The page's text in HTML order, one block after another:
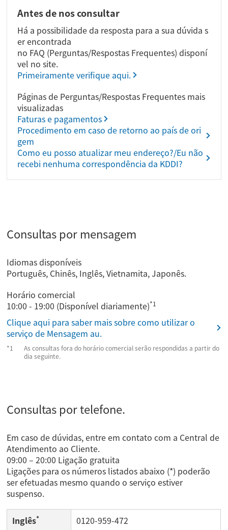
Antes de nos consultar
Há a possibilidade da resposta para a sua dúvida s
er encontrada
no FAQ (Perguntas/Respostas Frequentes) disponí
vel no site.
Primeiramente verifique aqui.
Páginas de Perguntas/Respostas Frequentes mais
visualizadas
Faturas e pagamentos
Procedimento em caso de retorno ao país de ori
gem
Como eu posso atualizar meu endereço?/Eu não
recebi nenhuma correspondência da KDDI?
Consultas por mensagem
Idiomas disponíveis
Português, Chinês, Inglês, Vietnamita, Japonês.
Horário comercial
10:00 - 19:00 (Disponível diariamente)*1
Clique aqui para saber mais sobre como utilizar o
serviço de Mensagem au.
As consultas fora do horário comercial serão respondidas a partir do
dia seguinte.
Consultas por telefone.
Em caso de dúvidas, entre em contato com a Central de
Atendimento ao Cliente.
09:00 – 20:00 Ligação gratuita
Ligações para os números listados abaixo (*) poderão
ser efetuadas mesmo quando o serviço estiver
suspenso.
Inglês*
0120-959-472